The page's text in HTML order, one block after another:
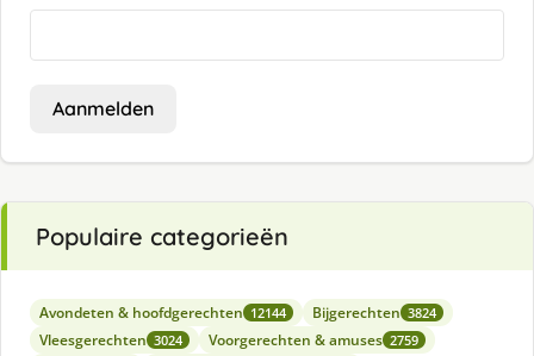
Aanmelden
Populaire categorieën
Avondeten & hoofdgerechten 12144 Bijgerechten 3824
Vleesgerechten 3024 Voorgerechten & amuses 2759